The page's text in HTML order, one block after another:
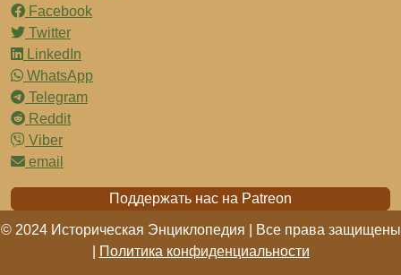
Facebook
Twitter
LinkedIn
WhatsApp
Telegram
Reddit
Viber
email
Поддержать нас на Patreon
© 2024 Историческая Энциклопедия | Все права защищены
Политика конфиденциальности